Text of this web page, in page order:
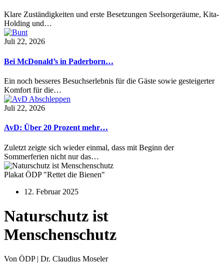
Klare Zuständigkeiten und erste Besetzungen Seelsorgeräume, Kita-
Holding und…
Juli 22, 2026
Bei McDonald’s in Paderborn…
Ein noch besseres Besuchserlebnis für die Gäste sowie gesteigerter
Komfort für die…
Juli 22, 2026
AvD: Über 20 Prozent mehr…
Zuletzt zeigte sich wieder einmal, dass mit Beginn der
Sommerferien nicht nur das…
Plakat ÖDP "Rettet die Bienen"
12. Februar 2025
Naturschutz ist
Menschenschutz
Von ÖDP | Dr. Claudius Moseler